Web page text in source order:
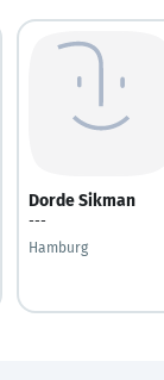
Dorde Sikman
---
Hamburg